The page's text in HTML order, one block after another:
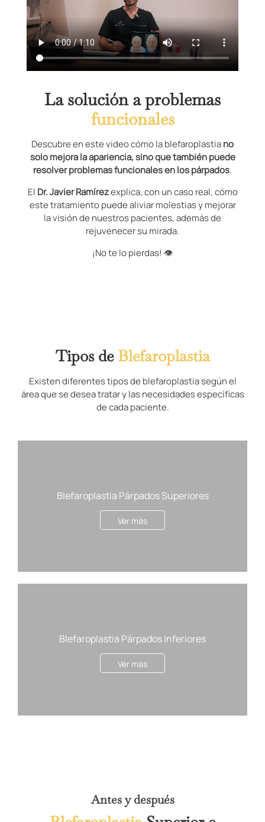
La solución a problemas
funcionales
Descubre en este video cómo la blefaroplastiano
solo mejora la apariencia, sino que también puede
resolver problemas funcionales en los párpados.
El Dr. Javier Ramírezexplica, con un caso real, cómo
este tratamiento puede aliviar molestias y mejorar
la visión de nuestros pacientes, además de
rejuvenecer su mirada.
¡No te lo pierdas! 👁️
Tipos de Blefaroplastia
Existen diferentes tipos de blefaroplastia según el
área que se desea tratar y las necesidades específicas
de cada paciente.
Blefaroplastia Párpados Superiores
Ver más
Blefaroplastia Párpados Inferiores
Ver más
Antes y después